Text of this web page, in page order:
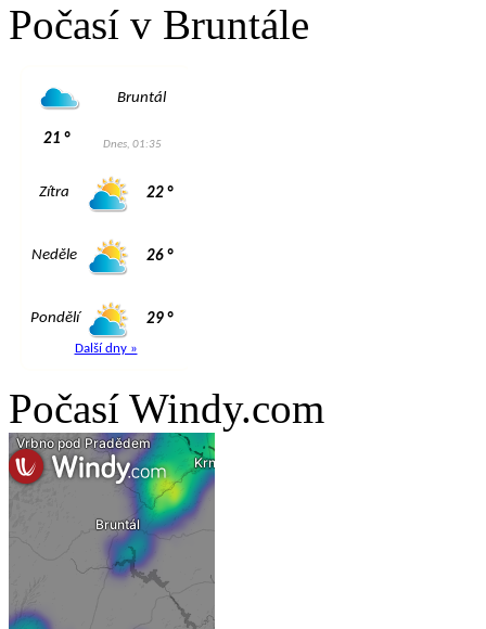
Počasí v Bruntále
Počasí Windy.com